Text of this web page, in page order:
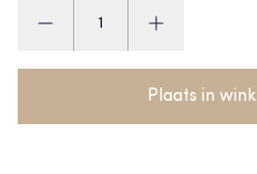
Horse
Plaats in